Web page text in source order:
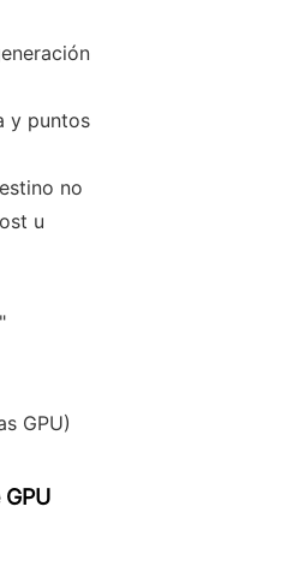
y puntos
no
u
GPU)